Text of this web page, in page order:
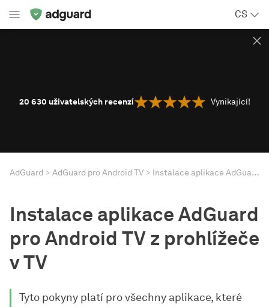
CS
20 630 uživatelských recenzí Vynikající!
AdGuard AdGuard pro Android TV Instalace aplikace AdGuard pro Android TV z prohlížeče v TV
Instalace aplikace AdGuard
pro Android TV z prohlížeče
v TV
Tyto pokyny platí pro všechny aplikace, které